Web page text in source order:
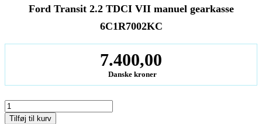
Ford Transit 2.2 TDCI VII manuel gearkasse
6C1R7002KC
7.400,00
Danske kroner
Ford
Transit
Tilføj til kurv